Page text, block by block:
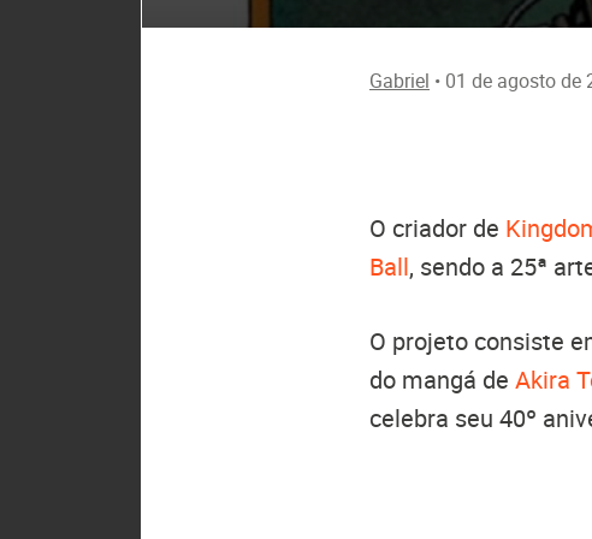
Gabriel • 01 de agosto de
O criador de
Ball, sendo a 25ª
O projeto consiste
do mangá de Akira
celebra seu 40º